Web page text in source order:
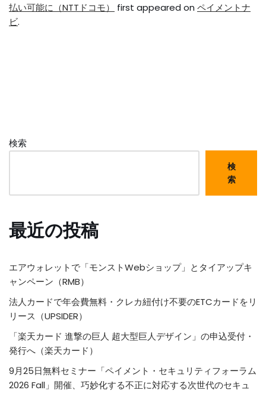
払い可能に（NTTドコモ）
first appeared on ペイメントナ
ビ.
検索
検
索
最近の投稿
エアウォレットで「モンストWebショップ」とタイアップキ
ャンペーン（RMB）
法人カードで年会費無料・クレカ紐付け不要のETCカードをリ
リース（UPSIDER）
「楽天カード 進撃の巨人 超大型巨人デザイン」の申込受付・
発行へ（楽天カード）
9月25日無料セミナー「ペイメント・セキュリティフォーラム
2026 Fall」開催、巧妙化する不正に対応する次世代のセキュ